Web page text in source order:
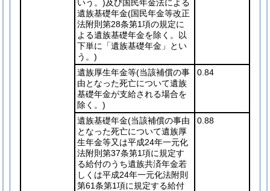
いう。)及び国民年金法による
遺族基礎年金(国民年金等改正
法附則第28条第1項の規定に
よる遺族基礎年金を除く。以
下単に「遺族基礎年金」とい
う。)
遺族厚生年金等(当該補償の事
由となった死亡について遺族
基礎年金が支給される場合を
除く。)
0.84
遺族基礎年金(当該補償の事由
となった死亡について遺族厚
生年金等又は平成24年一元化
法附則第37条第1項に規定す
る給付のうち遺族共済年金若
しくは平成24年一元化法附則
第61条第1項に規定する給付
0.88